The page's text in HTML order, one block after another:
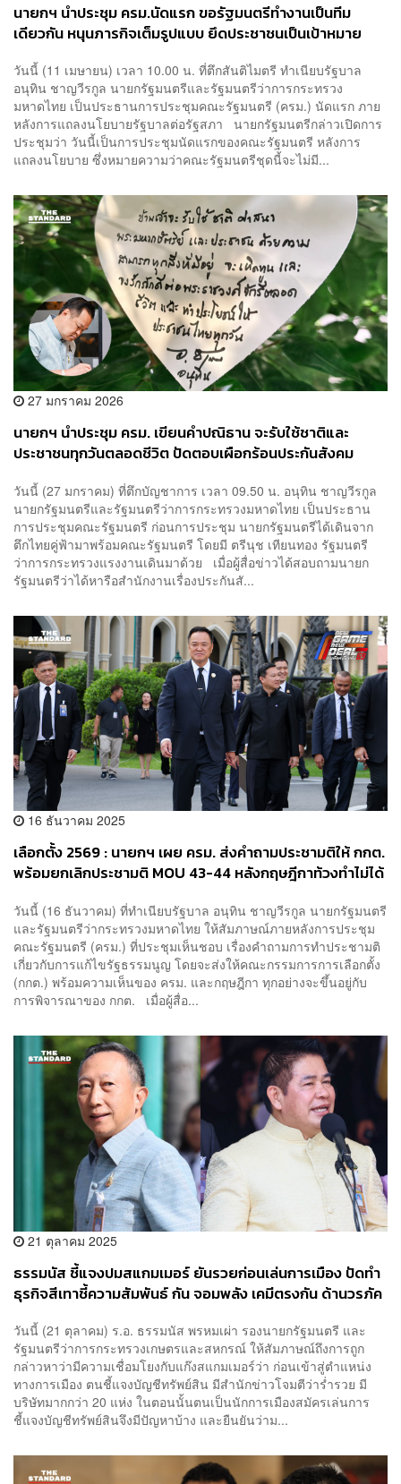
นายกฯ นำประชุม ครม.นัดแรก ขอรัฐมนตรีทำงานเป็นทีม
เดียวกัน หนุนภารกิจเต็มรูปแบบ ยึดประชาชนเป็นเป้าหมาย
วันนี้ (11 เมษายน) เวลา 10.00 น. ที่ตึกสันติไมตรี ทำเนียบรัฐบาล
อนุทิน ชาญวีรกูล นายกรัฐมนตรีและรัฐมนตรีว่าการกระทรวง
มหาดไทย เป็นประธานการประชุมคณะรัฐมนตรี (ครม.) นัดแรก ภาย
หลังการแถลงนโยบายรัฐบาลต่อรัฐสภา นายกรัฐมนตรีกล่าวเปิดการ
ประชุมว่า วันนี้เป็นการประชุมนัดแรกของคณะรัฐมนตรี หลังการ
แถลงนโยบาย ซึ่งหมายความว่าคณะรัฐมนตรีชุดนี้จะไม่มี...
27 มกราคม 2026
นายกฯ นำประชุม ครม. เขียนคำปณิธาน จะรับใช้ชาติและ
ประชาชนทุกวันตลอดชีวิต ปัดตอบเผือกร้อนประกันสังคม
วันนี้ (27 มกราคม) ที่ตึกบัญชาการ เวลา 09.50 น. อนุทิน ชาญวีรกูล
นายกรัฐมนตรีและรัฐมนตรีว่าการกระทรวงมหาดไทย เป็นประธาน
การประชุมคณะรัฐมนตรี ก่อนการประชุม นายกรัฐมนตรีได้เดินจาก
ตึกไทยคู่ฟ้ามาพร้อมคณะรัฐมนตรี โดยมี ตรีนุช เทียนทอง รัฐมนตรี
ว่าการกระทรวงแรงงานเดินมาด้วย เมื่อผู้สื่อข่าวได้สอบถามนายก
รัฐมนตรีว่าได้หารือสำนักงานเรื่องประกันสั...
16 ธันวาคม 2025
เลือกตั้ง 2569 : นายกฯ เผย ครม. ส่งคำถามประชามติให้ กกต.
พร้อมยกเลิกประชามติ MOU 43-44 หลังกฤษฎีกาท้วงทำไม่ได้
กลางไม่ได้
วันนี้ (16 ธันวาคม) ที่ทำเนียบรัฐบาล อนุทิน ชาญวีรกูล นายกรัฐมนตรี
และรัฐมนตรีว่ากระทรวงมหาดไทย ให้สัมภาษณ์ภายหลังการประชุม
คณะรัฐมนตรี (ครม.) ที่ประชุมเห็นชอบ เรื่องคำถามการทำประชามติ
เกี่ยวกับการแก้ไขรัฐธรรมนูญ โดยจะส่งให้คณะกรรมการการเลือกตั้ง
(กกต.) พร้อมความเห็นของ ครม. และกฤษฎีกา ทุกอย่างจะขึ้นอยู่กับ
การพิจารณาของ กกต. เมื่อผู้สื่อ...
21 ตุลาคม 2025
ธรรมนัส ชี้แจงปมสแกมเมอร์ ยันรวยก่อนเล่นการเมือง ปัดทำ
ธุรกิจสีเทาชี้ความสัมพันธ์ กัน จอมพลัง เคมีตรงกัน ด้านวรภัค
วันนี้ (21 ตุลาคม) ร.อ. ธรรมนัส พรหมเผ่า รองนายกรัฐมนตรี และ
รัฐมนตรีว่าการกระทรวงเกษตรและสหกรณ์ ให้สัมภาษณ์ถึงการถูก
กล่าวหาว่ามีความเชื่อมโยงกับแก๊งสแกมเมอร์ว่า ก่อนเข้าสู่ตำแหน่ง
ทางการเมือง ตนชี้แจงบัญชีทรัพย์สิน มีสำนักข่าวโจมตีว่าร่ำรวย มี
บริษัทมากกว่า 20 แห่ง ในตอนนั้นตนเป็นนักการเมืองสมัครเล่นการ
ชี้แจงบัญชีทรัพย์สินจึงมีปัญหาบ้าง และยืนยันว่าม...